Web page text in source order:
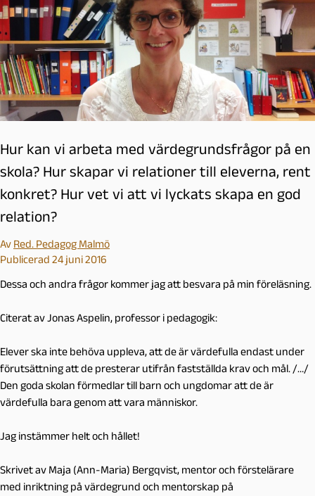
Hur kan vi arbeta med värdegrundsfrågor på en
skola? Hur skapar vi relationer till eleverna, rent
konkret? Hur vet vi att vi lyckats skapa en god
relation?
Av Red. Pedagog Malmö
Publicerad 24 juni 2016
Dessa och andra frågor kommer jag att besvara på min föreläsning.
Citerat av Jonas Aspelin, professor i pedagogik:
Elever ska inte behöva uppleva, att de är värdefulla endast under
förutsättning att de presterar utifrån fastställda krav och mål. /…/
Den goda skolan förmedlar till barn och ungdomar att de är
värdefulla bara genom att vara människor.
Jag instämmer helt och hållet!
Skrivet av Maja (Ann-Maria) Bergqvist, mentor och förstelärare
med inriktning på värdegrund och mentorskap på